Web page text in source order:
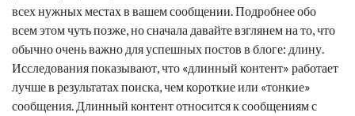
всех нужных местах в вашем сообщении. Подробнее обо
всем этом чуть позже, но сначала давайте взглянем на то, что
обычно очень важно для успешных постов в блоге: длину.
Исследования показывают, что «длинный контент» работает
лучше в результатах поиска, чем короткие или «тонкие»
сообщения. Длинный контент относится к сообщениям с